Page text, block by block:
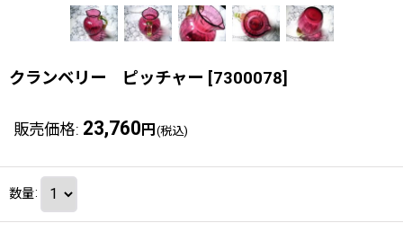
クランベリー ピッチャー [7300078]
販売価格: 23,760 円 (税込)
数量: